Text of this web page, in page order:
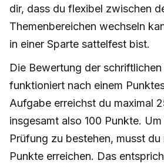
dir, dass du flexibel zwischen
Themenbereichen wechseln
in einer Sparte sattelfest bist.
Die Bewertung der
funktioniert nach einem
Aufgabe erreichst du maximal
insgesamt also 100 Punkte.
Prüfung zu bestehen, musst
Punkte erreichen. Das